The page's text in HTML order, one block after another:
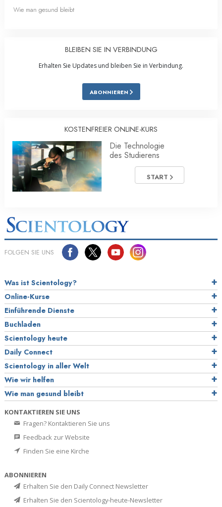
Wie man gesund bleibt
BLEIBEN SIE IN VERBINDUNG
Erhalten Sie Updates und bleiben Sie in Verbindung.
ABONNIEREN
KOSTENFREIER ONLINE-KURS
Die Technologie
des Studierens
START
FOLGEN SIE UNS
Was ist Scientology?
Online-Kurse
Einführende Dienste
Buchladen
Scientology heute
Daily Connect
Scientology in aller Welt
Wie wir helfen
Wie man gesund bleibt
KONTAKTIEREN SIE UNS
Fragen? Kontaktieren Sie uns
Feedback zur Website
Finden Sie eine Kirche
ABONNIEREN
Erhalten Sie den Daily Connect Newsletter
Erhalten Sie den Scientology-heute-Newsletter